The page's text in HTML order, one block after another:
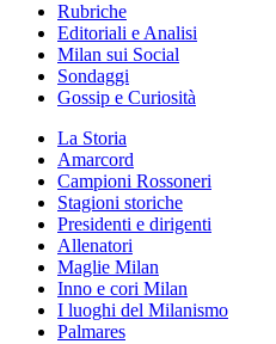
Rubriche
Editoriali e Analisi
Milan sui Social
Sondaggi
Gossip e Curiosità
La Storia
Amarcord
Campioni Rossoneri
Stagioni storiche
Presidenti e dirigenti
Allenatori
Maglie Milan
Inno e cori Milan
I luoghi del Milanismo
Palmares